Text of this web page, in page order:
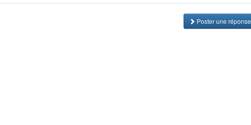
Poster une réponse